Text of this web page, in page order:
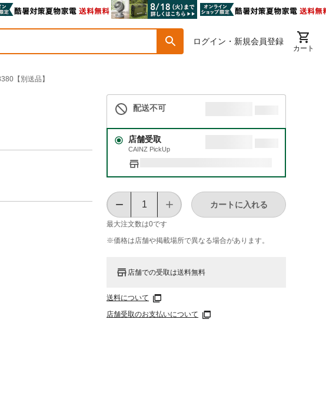
ログイン・新規会員登録
カート
【別送品】
配送不可
店舗受取
CAINZ PickUp
最大注文数は0です
カートに入れる
※価格は​店舗や​掲載場所で​異なる​場合が​あります。
店舗での受取は送料無料
送料について
店舗受取のお支払いについて